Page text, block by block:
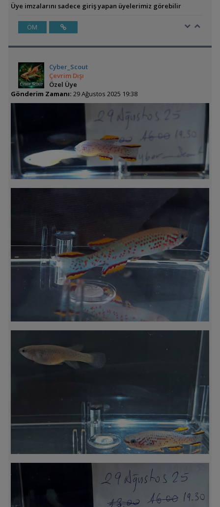
Üye imzalarını sadece giriş yapan üyelerimiz görebilir
ÖM
Cyber_Scout
Çevrim Dışı
Özel Üye
Gönderim Zamanı: 29 Ağustos 2025 19:38